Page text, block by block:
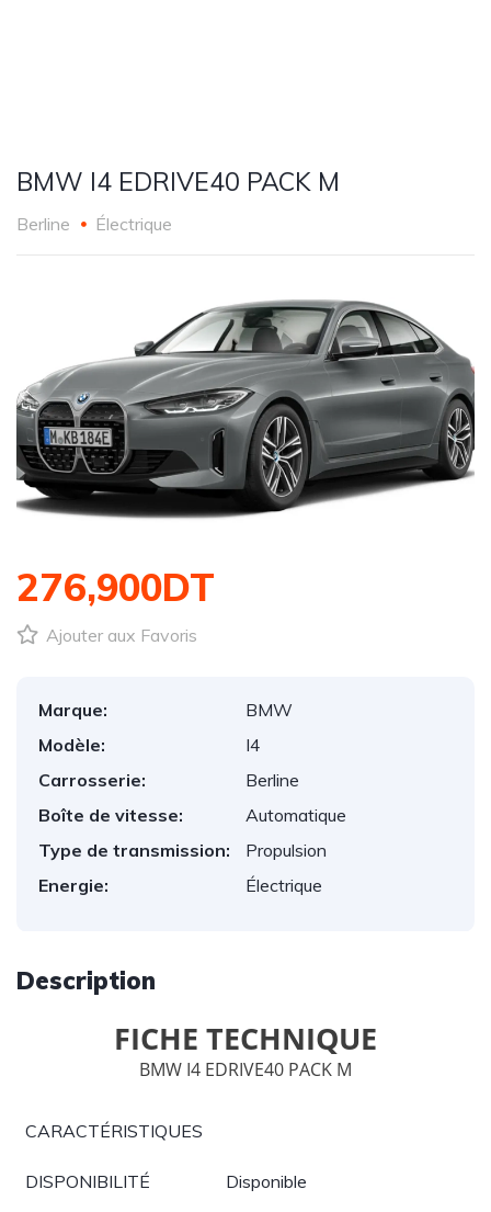
BMW I4 EDRIVE40 PACK M
Berline Électrique
276,900DT
Ajouter aux Favoris
Marque:
BMW
Modèle:
I4
Carrosserie:
Berline
Boîte de vitesse:
Automatique
Type de transmission:
Propulsion
Energie:
Électrique
Description
FICHE TECHNIQUE
BMW I4 EDRIVE40 PACK M
CARACTÉRISTIQUES
DISPONIBILITÉ Disponible